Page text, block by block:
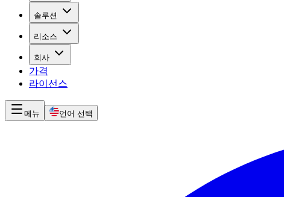
솔루션
리소스
회사
가격
라이선스
메뉴 언어 선택